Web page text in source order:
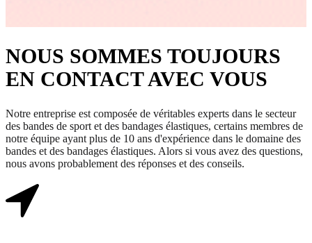
NOUS SOMMES TOUJOURS
EN CONTACT AVEC VOUS
Notre entreprise est composée de véritables experts dans le secteur
des bandes de sport et des bandages élastiques, certains membres de
notre équipe ayant plus de 10 ans d'expérience dans le domaine des
bandes et des bandages élastiques. Alors si vous avez des questions,
nous avons probablement des réponses et des conseils.